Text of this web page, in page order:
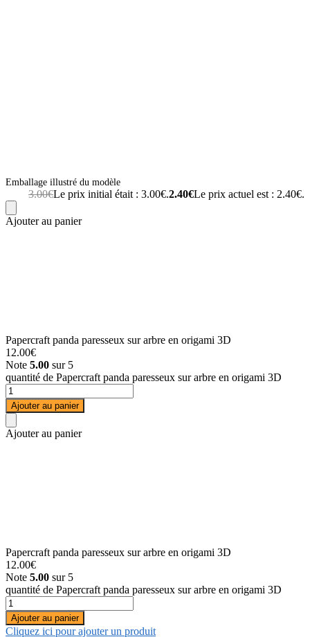
Emballage illustré du modèle
3.00€Le prix initial était : 3.00€.2.40€Le prix actuel est : 2.40€.
Ajouter au panier
Papercraft panda paresseux sur arbre en origami 3D
12.00€
Note 5.00 sur 5
quantité de Papercraft panda paresseux sur arbre en origami 3D
Ajouter au panier
Ajouter au panier
Papercraft panda paresseux sur arbre en origami 3D
12.00€
Note 5.00 sur 5
quantité de Papercraft panda paresseux sur arbre en origami 3D
Ajouter au panier
Cliquez ici pour ajouter un produit